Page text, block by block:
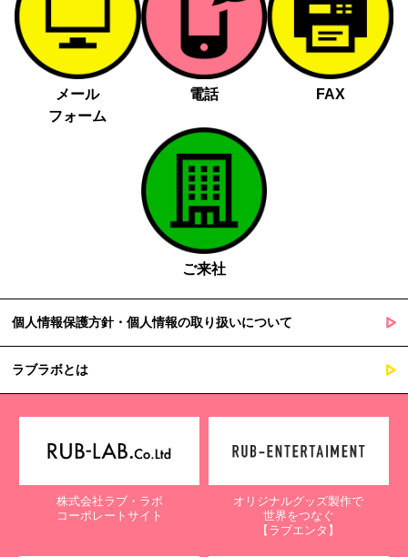
メール
フォーム
電話 FAX
ご来社
個人情報保護方針・個人情報の取り扱いについて
ラブラボとは
株式会社ラブ・ラボ
コーポレートサイト
オリジナルグッズ製作で
世界をつなぐ
【ラブエンタ】